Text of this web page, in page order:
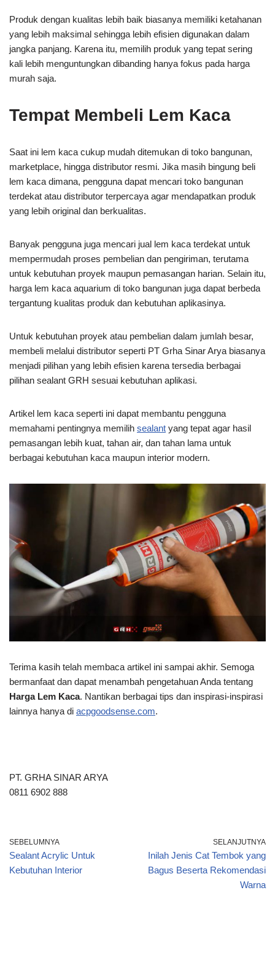
Produk dengan kualitas lebih baik biasanya memiliki ketahanan
yang lebih maksimal sehingga lebih efisien digunakan dalam
jangka panjang. Karena itu, memilih produk yang tepat sering
kali lebih menguntungkan dibanding hanya fokus pada harga
murah saja.
Tempat Membeli Lem Kaca
Saat ini lem kaca cukup mudah ditemukan di toko bangunan,
marketplace, hingga distributor resmi. Jika masih bingung beli
lem kaca dimana, pengguna dapat mencari toko bangunan
terdekat atau distributor terpercaya agar mendapatkan produk
yang lebih original dan berkualitas.
Banyak pengguna juga mencari jual lem kaca terdekat untuk
mempermudah proses pembelian dan pengiriman, terutama
untuk kebutuhan proyek maupun pemasangan harian. Selain itu,
harga lem kaca aquarium di toko bangunan juga dapat berbeda
tergantung kualitas produk dan kebutuhan aplikasinya.
Untuk kebutuhan proyek atau pembelian dalam jumlah besar,
membeli melalui distributor seperti PT Grha Sinar Arya biasanya
menjadi pilihan yang lebih efisien karena tersedia berbagai
pilihan sealant GRH sesuai kebutuhan aplikasi.
Artikel lem kaca seperti ini dapat membantu pengguna
memahami pentingnya memilih sealant yang tepat agar hasil
pemasangan lebih kuat, tahan air, dan tahan lama untuk
berbagai kebutuhan kaca maupun interior modern.
Terima kasih telah membaca artikel ini sampai akhir. Semoga
bermanfaat dan dapat menambah pengetahuan Anda tentang
Harga Lem Kaca. Nantikan berbagai tips dan inspirasi-inspirasi
lainnya hanya di acpgoodsense.com.
PT. GRHA SINAR ARYA
0811 6902 888
SEBELUMNYA
Sealant Acrylic Untuk
Kebutuhan Interior
SELANJUTNYA
Inilah Jenis Cat Tembok yang
Bagus Beserta Rekomendasi
Warna